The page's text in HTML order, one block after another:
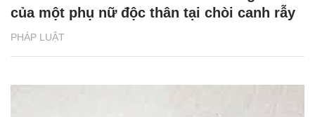
PHÁP LUẬT
của một phụ nữ độc thân tại chòi canh rẫy